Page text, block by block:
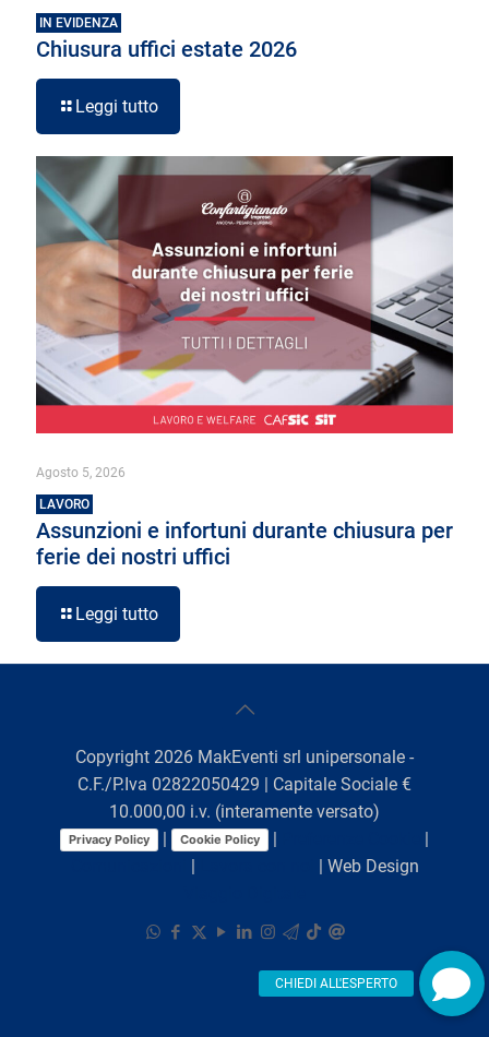
IN EVIDENZA
Chiusura uffici estate 2026
Leggi tutto
Agosto 5, 2026
LAVORO
Assunzioni e infortuni durante chiusura per
ferie dei nostri uffici
Leggi tutto
Copyright 2026 MakEventi srl unipersonale -
C.F./P.Iva 02822050429 | Capitale Sociale €
10.000,00 i.v. (interamente versato)
Privacy Policy Cookie Policy
| Web Design